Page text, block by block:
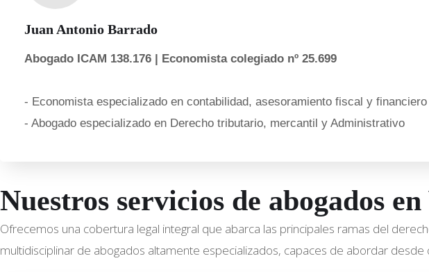
Juan Antonio Barrado
Abogado ICAM 138.176 | Economista colegiado nº 25.699
- Economista especializado en contabilidad, asesoramiento fiscal y financiero
- Abogado especializado en Derecho tributario, mercantil y Administrativo
Nuestros servicios de abogados
Ofrecemos una cobertura legal integral que abarca las principales ramas del
multidisciplinar de abogados altamente especializados, capaces de abordar desde